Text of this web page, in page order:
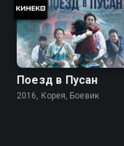
Поезд в Пусан
2016, Корея, Боевик